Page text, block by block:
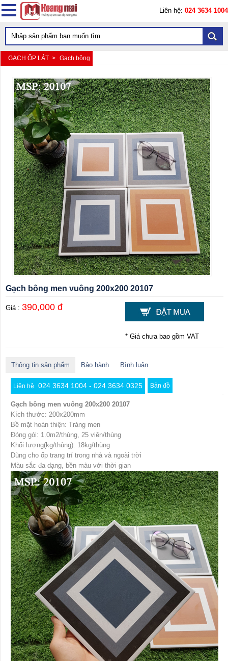
Liên hệ: 024 3634 1004
GẠCH ỐP LÁT > Gạch bông
Gạch bông men vuông 200x200 20107
Giá : 390,000 đ
* Giá chưa bao gồm VAT
Thông tin sản phẩm Bảo hành Bình luận
Liên hệ 024 3634 1004 - 024 3634 0325 Bản đồ
Gạch bông men vuông 200x200 20107
Kích thước: 200x200mm
Bề mặt hoàn thiện: Tráng men
Đóng gói: 1.0m2/thùng, 25 viên/thùng
Khối lượng(kg/thùng): 18kg/thùng
Dùng cho ốp trang trí trong nhà và ngoài trời
Màu sắc đa dạng, bền màu với thời gian